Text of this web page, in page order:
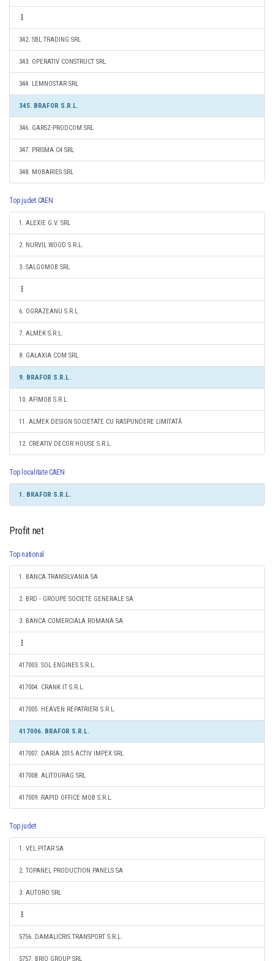
342. SBL TRADING SRL
343. OPERATIV CONSTRUCT SRL
344. LEMNOSTAR SRL
345. BRAFOR S.R.L.
346. GARSZ-PRODCOM SRL
347. PRISMA C4 SRL
348. MOBARIES SRL
Top judet CAEN
1. ALEXIE G.V. SRL
2. NURVIL WOOD S.R.L.
3. SALGOMOB SRL
6. OGRAZEANU S.R.L.
7. ALMEK S.R.L.
8. GALAXIA COM SRL
9. BRAFOR S.R.L.
10. AFIMOB S.R.L.
11. ALMEK DESIGN SOCIETATE CU RASPUNDERE LIMITATĂ
12. CREATIV DECOR HOUSE S.R.L.
Top localitate CAEN
1. BRAFOR S.R.L.
Profit net
Top national
1. BANCA TRANSILVANIA SA
2. BRD - GROUPE SOCIETE GENERALE SA
3. BANCA COMERCIALA ROMANA SA
417003. SOL ENGINES S.R.L.
417004. CRANK IT S.R.L.
417005. HEAVEN REPATRIERI S.R.L.
417006. BRAFOR S.R.L.
417007. DARIA 2015 ACTIV IMPEX SRL
417008. ALITOURAG SRL
417009. RAPID OFFICE MOB S.R.L.
Top judet
1. VEL PITAR SA
2. TOPANEL PRODUCTION PANELS SA
3. AUTORO SRL
5756. DAMALICRIS TRANSPORT S.R.L.
5757. BRIO GROUP SRL